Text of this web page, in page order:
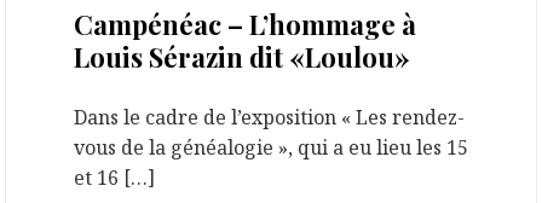
Campénéac – L’hommage à
Louis Sérazin dit «Loulou»
Dans le cadre de l’exposition « Les rendez-
vous de la généalogie », qui a eu lieu les 15
et 16 […]